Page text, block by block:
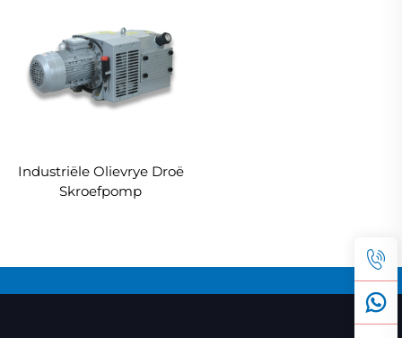
Industriële Olievrye Droë
Skroefpomp